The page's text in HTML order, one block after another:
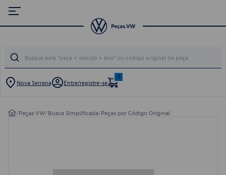
Nova Serrana Entre/registre-se
0
/Peças VW/Busca Simplificada/Peças por Código Original